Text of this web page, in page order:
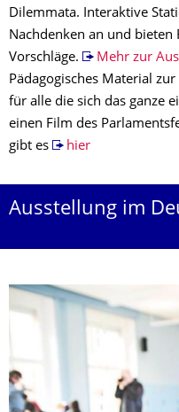
Dilemmata. Interaktive
Nachdenken an und bieten
Vorschläge.
Mehr zur
Pädagogisches Material
für alle die sich das ganze
einen Film des
gibt es
hier
Ausstellung im